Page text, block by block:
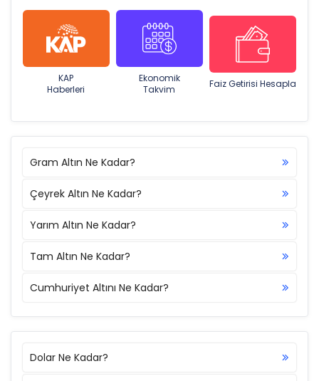
KAP
Haberleri
Ekonomik
Takvim
Faiz Getirisi Hesapla
Gram Altın Ne Kadar?
Çeyrek Altın Ne Kadar?
Yarım Altın Ne Kadar?
Tam Altın Ne Kadar?
Cumhuriyet Altını Ne Kadar?
Dolar Ne Kadar?